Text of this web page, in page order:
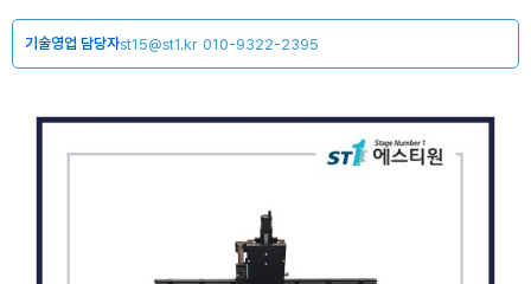
기술영업 담당자st15@st1.kr 010-9322-2395